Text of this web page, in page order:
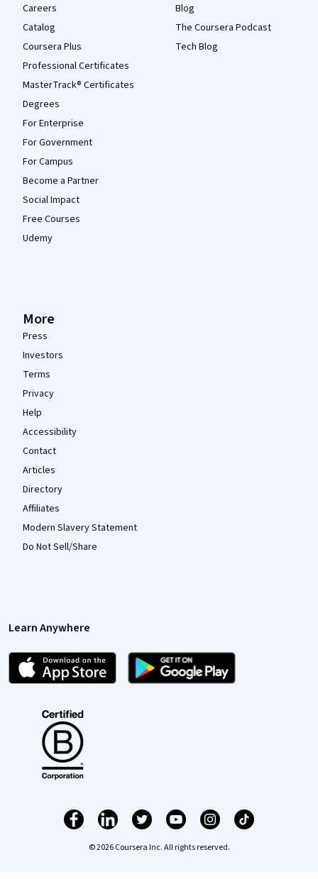
Careers
Catalog
Coursera Plus
Professional Certificates
MasterTrack® Certificates
Degrees
For Enterprise
For Government
For Campus
Become a Partner
Social Impact
Free Courses
Udemy
Blog
The Coursera Podcast
Tech Blog
More
Press
Investors
Terms
Privacy
Help
Accessibility
Contact
Articles
Directory
Affiliates
Modern Slavery Statement
Do Not Sell/Share
Learn Anywhere
© 2026 Coursera Inc. All rights reserved.